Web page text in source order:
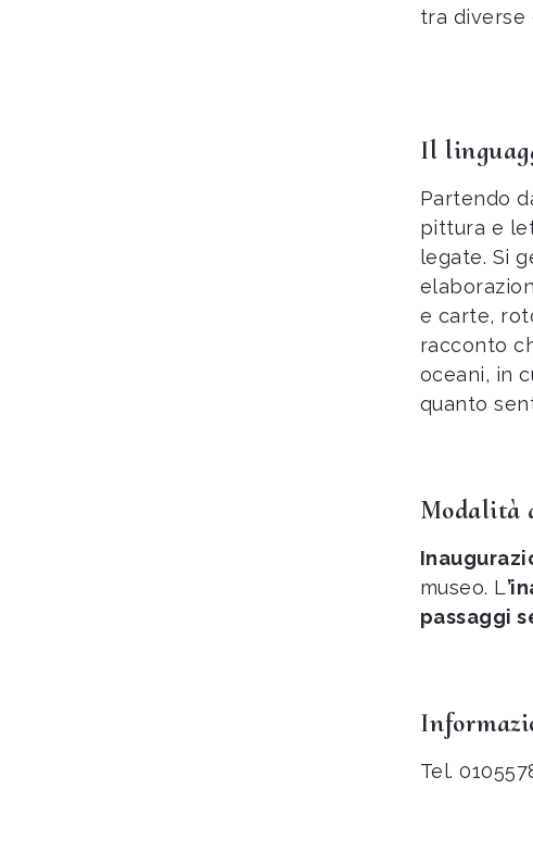
tra diverse
Il
Partendo
pittura e
legate. Si
e carte,
racconto
oceani, in
quanto
Modalità
museo. L
passaggi
Tel.